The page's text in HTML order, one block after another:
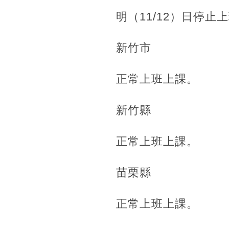
明（11/12）日停止上
新竹市
正常上班上課。
新竹縣
正常上班上課。
苗栗縣
正常上班上課。